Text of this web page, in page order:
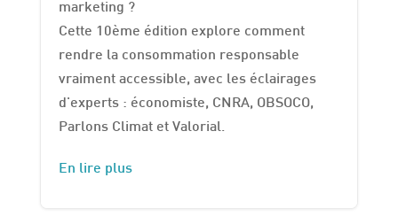
marketing ?
Cette 10ème édition explore comment
rendre la consommation responsable
vraiment accessible, avec les éclairages
d'experts : économiste, CNRA, OBSOCO,
Parlons Climat et Valorial.
En lire plus